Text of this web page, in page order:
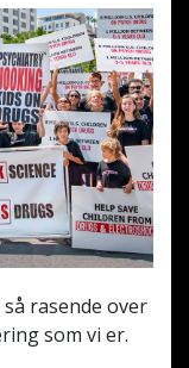
rasende over
som vi er.